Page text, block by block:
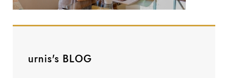
urnis's BLOG